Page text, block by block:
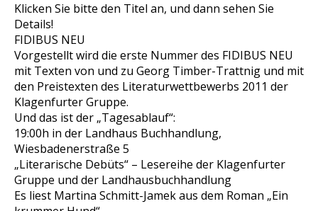
Klicken Sie bitte den Titel an, und dann sehen Sie
Details!
FIDIBUS NEU
Vorgestellt wird die erste Nummer des FIDIBUS NEU
mit Texten von und zu Georg Timber-Trattnig und mit
den Preistexten des Literaturwettbewerbs 2011 der
Klagenfurter Gruppe.
Und das ist der „Tagesablauf“:
19:00h in der Landhaus Buchhandlung,
Wiesbadenerstraße 5
„Literarische Debüts“ – Lesereihe der Klagenfurter
Gruppe und der Landhausbuchhandlung
Es liest Martina Schmitt-Jamek aus dem Roman „Ein